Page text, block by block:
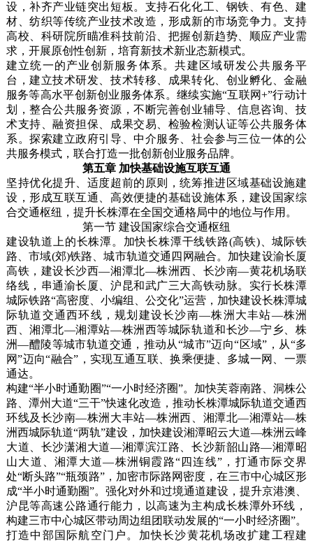
设，补齐产业链突出短板。支持石化化工、钢铁、有色、建
材、纺织等传统产业技术改造，形成新的市场竞争力。支持
高校、科研院所瞄准科技前沿、把握创新趋势、顺应产业需
求，开展原创性创新，培育新技术新业态新模式。
建立统一的产业创新服务体系。共建区域研发公共服务平
台，建立技术研发、技术转移、成果转化、创业孵化、金融
服务等高水平创新创业服务体系。继续实施“互联网+”行动计
划，整合公共服务资源，不断完善创业辅导、信息咨询、技
术支持、融资担保、成果交易、检验检测认证等公共服务体
系。探索建立政府引导、中介服务、社会参与三位一体的公
共服务模式，联合打造一批创新创业服务品牌。
第五章 加快基础设施互联互通
坚持优化提升、适度超前的原则，统筹推进区域基础设施建
设，形成互联互通、高效便捷的基础设施体系，建设国家综
合交通枢纽，提升长株潭在全国交通格局中的地位与作用。
第一节 建设国家综合交通枢纽
建设轨道上的长株潭。加快长株潭干线铁路(高铁)、城际铁
路、市域(郊)铁路、城市轨道交通四网融合。加快建设渝长厦
高铁，建设长沙西—湘潭北—株洲西、长沙南—黄花机场联
络线，串通渝长厦、沪昆和武广三大高铁动脉。实行长株潭
城际铁路“高密度、小编组、公交化”运营，加快建设长株潭城
际轨道交通西环线，规划建设长沙南—株洲大丰站—株洲
西、湘潭北—湘潭站—株洲西等城际轨道和长沙—宁乡、株
洲—醴陵等城市轨道交通，推动从“城市”迈向“区域”，从“多
网”迈向“融合”，实现互通互联、换乘便捷、多城一网、一票
通达。
构建“半小时通勤圈”“一小时经济圈”。加快芙蓉南路、洞株公
路、潭州大道“三干”快速化改造，推动长株潭城际轨道交通西
环线及长沙南—株洲大丰站—株洲西、湘潭北—湘潭站—株
洲西城际轨道“两轨”建设，加快建设湘潭昭云大道—株洲云峰
大道、长沙潇湘大道—湘潭滨江路、长沙新韶山路—湘潭昭
山大道、湘潭大道—株洲铜霞路“四连线”，打通市际交界
处“断头路”“瓶颈路”，加密市际路网密度，在三市中心城区形
成“半小时通勤圈”。强化对外和过境通道建设，提升京港澳、
沪昆等高速公路通行能力，以高速为主构成长株潭外环线，
构建三市中心城区带动周边组团联动发展的“一小时经济圈”。
打造中部国际航空门户。加快长沙黄花机场改扩建工程建